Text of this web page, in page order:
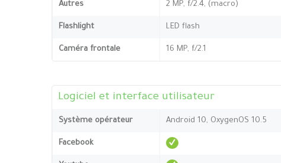
Autres 2 MP, f/2.4, (macro)
Flashlight LED flash
Caméra frontale 16 MP, f/2.1
Logiciel et interface utilisateur
Système opérateur Android 10, OxygenOS 10.5
Facebook